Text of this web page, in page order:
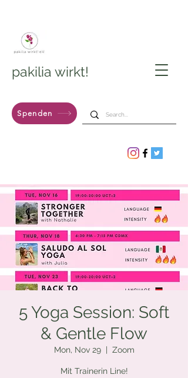
pakilia wirkt!
Spenden
5 Yoga Session: Soft
& Gentle Flow
Mon, Nov 29
  |
Zoom
Mit Trainerin Line!